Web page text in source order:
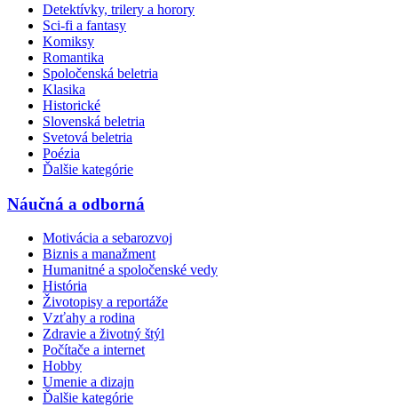
Detektívky, trilery a horory
Sci-fi a fantasy
Komiksy
Romantika
Spoločenská beletria
Klasika
Historické
Slovenská beletria
Svetová beletria
Poézia
Ďalšie kategórie
Náučná a odborná
Motivácia a sebarozvoj
Biznis a manažment
Humanitné a spoločenské vedy
História
Životopisy a reportáže
Vzťahy a rodina
Zdravie a životný štýl
Počítače a internet
Hobby
Umenie a dizajn
Ďalšie kategórie